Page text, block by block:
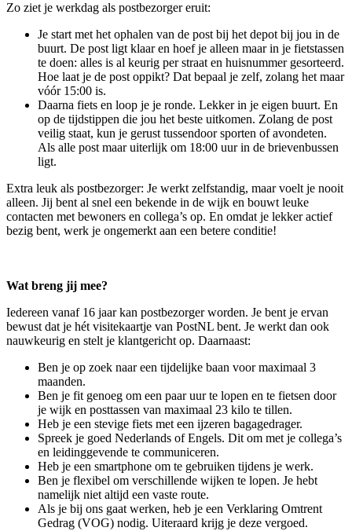
Zo ziet je werkdag als postbezorger eruit:
Je start met het ophalen van de post bij het depot bij jou in de
buurt. De post ligt klaar en hoef je alleen maar in je fietstassen
te doen: alles is al keurig per straat en huisnummer gesorteerd.
Hoe laat je de post oppikt? Dat bepaal je zelf, zolang het maar
vóór 15:00 is.
Daarna fiets en loop je je ronde. Lekker in je eigen buurt. En
op de tijdstippen die jou het beste uitkomen. Zolang de post
veilig staat, kun je gerust tussendoor sporten of avondeten.
Als alle post maar uiterlijk om 18:00 uur in de brievenbussen
ligt.
Extra leuk als postbezorger: Je werkt zelfstandig, maar voelt je nooit
alleen. Jij bent al snel een bekende in de wijk en bouwt leuke
contacten met bewoners en collega’s op. En omdat je lekker actief
bezig bent, werk je ongemerkt aan een betere conditie!
Wat breng jij mee?
Iedereen vanaf 16 jaar kan postbezorger worden. Je bent je ervan
bewust dat je hét visitekaartje van PostNL bent. Je werkt dan ook
nauwkeurig en stelt je klantgericht op. Daarnaast:
Ben je op zoek naar een tijdelijke baan voor maximaal 3
maanden.
Ben je fit genoeg om een paar uur te lopen en te fietsen door
je wijk en posttassen van maximaal 23 kilo te tillen.
Heb je een stevige fiets met een ijzeren bagagedrager.
Spreek je goed Nederlands of Engels. Dit om met je collega’s
en leidinggevende te communiceren.
Heb je een smartphone om te gebruiken tijdens je werk.
Ben je flexibel om verschillende wijken te lopen. Je hebt
namelijk niet altijd een vaste route.
Als je bij ons gaat werken, heb je een Verklaring Omtrent
Gedrag (VOG) nodig. Uiteraard krijg je deze vergoed.